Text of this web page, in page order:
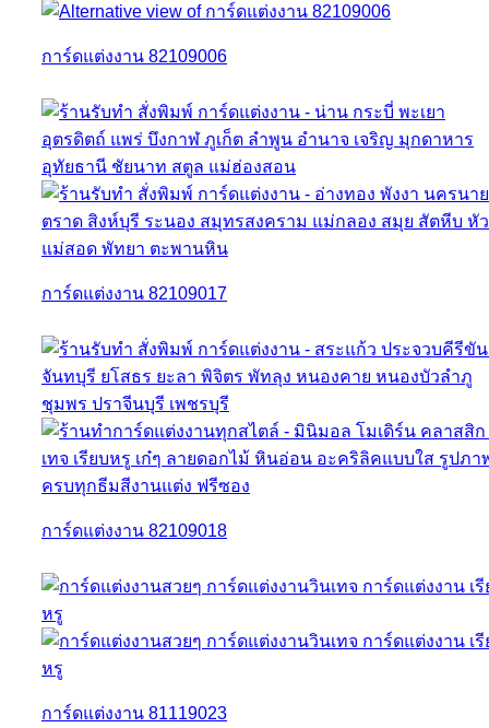
การ์ดแต่งงาน 82109006
การ์ดแต่งงาน 82109017
การ์ดแต่งงาน 82109018
การ์ดแต่งงาน 81119023